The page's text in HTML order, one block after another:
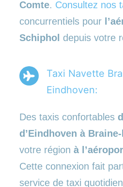
Comte. Consultez nos
concurrentiels pour
Schiphol depuis votre
Taxi Navette
Eindhoven:
Des taxis confortables
d’Eindhoven à
votre région à
Cette connexion fait
service de taxi quotidien